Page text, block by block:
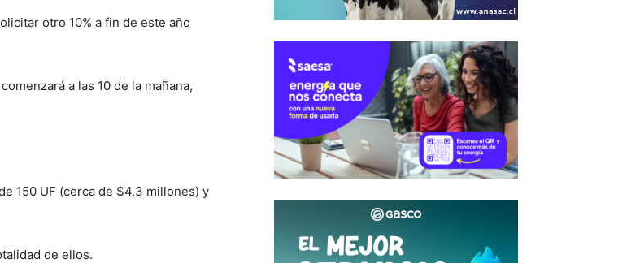
otro 10% a fin de este año
a las 10 de la mañana,
150 UF (cerca de $4,3 millones) y
de ellos.